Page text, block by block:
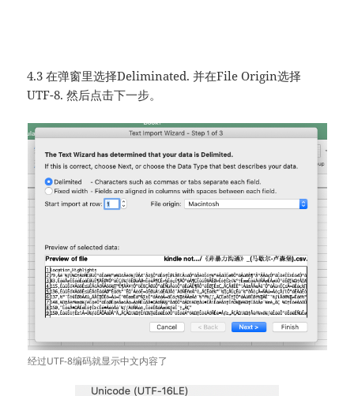
4.3 在弹窗里选择Deliminated. 并在File Origin选择
UTF-8. 然后点击下一步。
经过UTF-8编码就显示中文内容了